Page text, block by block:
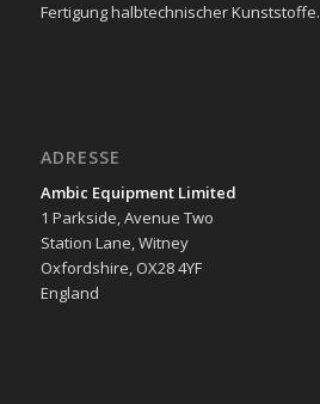
Fertigung halbtechnischer Kunststoffe.
ADRESSE
Ambic Equipment Limited
1 Parkside, Avenue Two
Station Lane, Witney
Oxfordshire, OX28 4YF
England